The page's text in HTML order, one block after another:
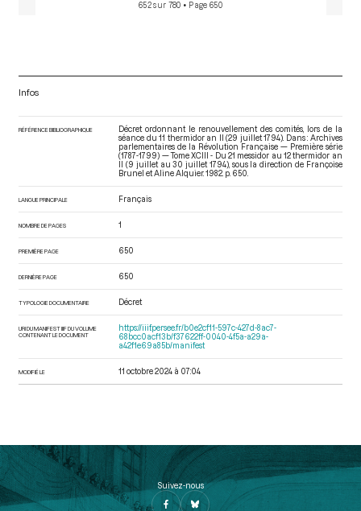
652 sur 780 • Page 650
Infos
RÉFÉRENCE BIBLIOGRAPHIQUE
Décret ordonnant le renouvellement des comités, lors de la
séance du 11 thermidor an II (29 juillet 1794). Dans : Archives
parlementaires de la Révolution Française — Première série
(1787-1799) — Tome XCIII - Du 21 messidor au 12 thermidor an
II (9 juillet au 30 juillet 1794), sous la direction de Françoise
Brunel et Aline Alquier. 1982. p. 650.
LANGUE PRINCIPALE Français
NOMBRE DE PAGES 1
PREMIÈRE PAGE 650
DERNIÈRE PAGE 650
TYPOLOGIE DOCUMENTAIRE Décret
URI DU MANIFEST IIIF DU VOLUME
CONTENANT LE DOCUMENT
https://iiif.persee.fr/b0e2cf11-597c-427d-8ac7-
68bcc0acf13b/f37622ff-0040-4f5a-a29a-
a42f1e69a85b/manifest
MODIFIÉ LE 11 octobre 2024 à 07:04
Suivez-nous